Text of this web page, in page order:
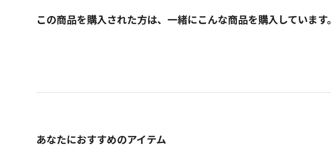
この商品を購入された方は、一緒にこんな商品を購入しています。
あなたにおすすめのアイテム